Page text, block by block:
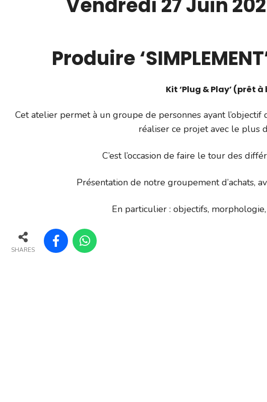
Produire
Kit ‘Plug & Play’ (prêt
Cet atelier permet à un groupe de personnes ayant
réaliser ce projet avec le plus
C’est l’occasion de faire le tour des
Présentation de notre groupement d’achats,
En particulier : objectifs,
SHARES